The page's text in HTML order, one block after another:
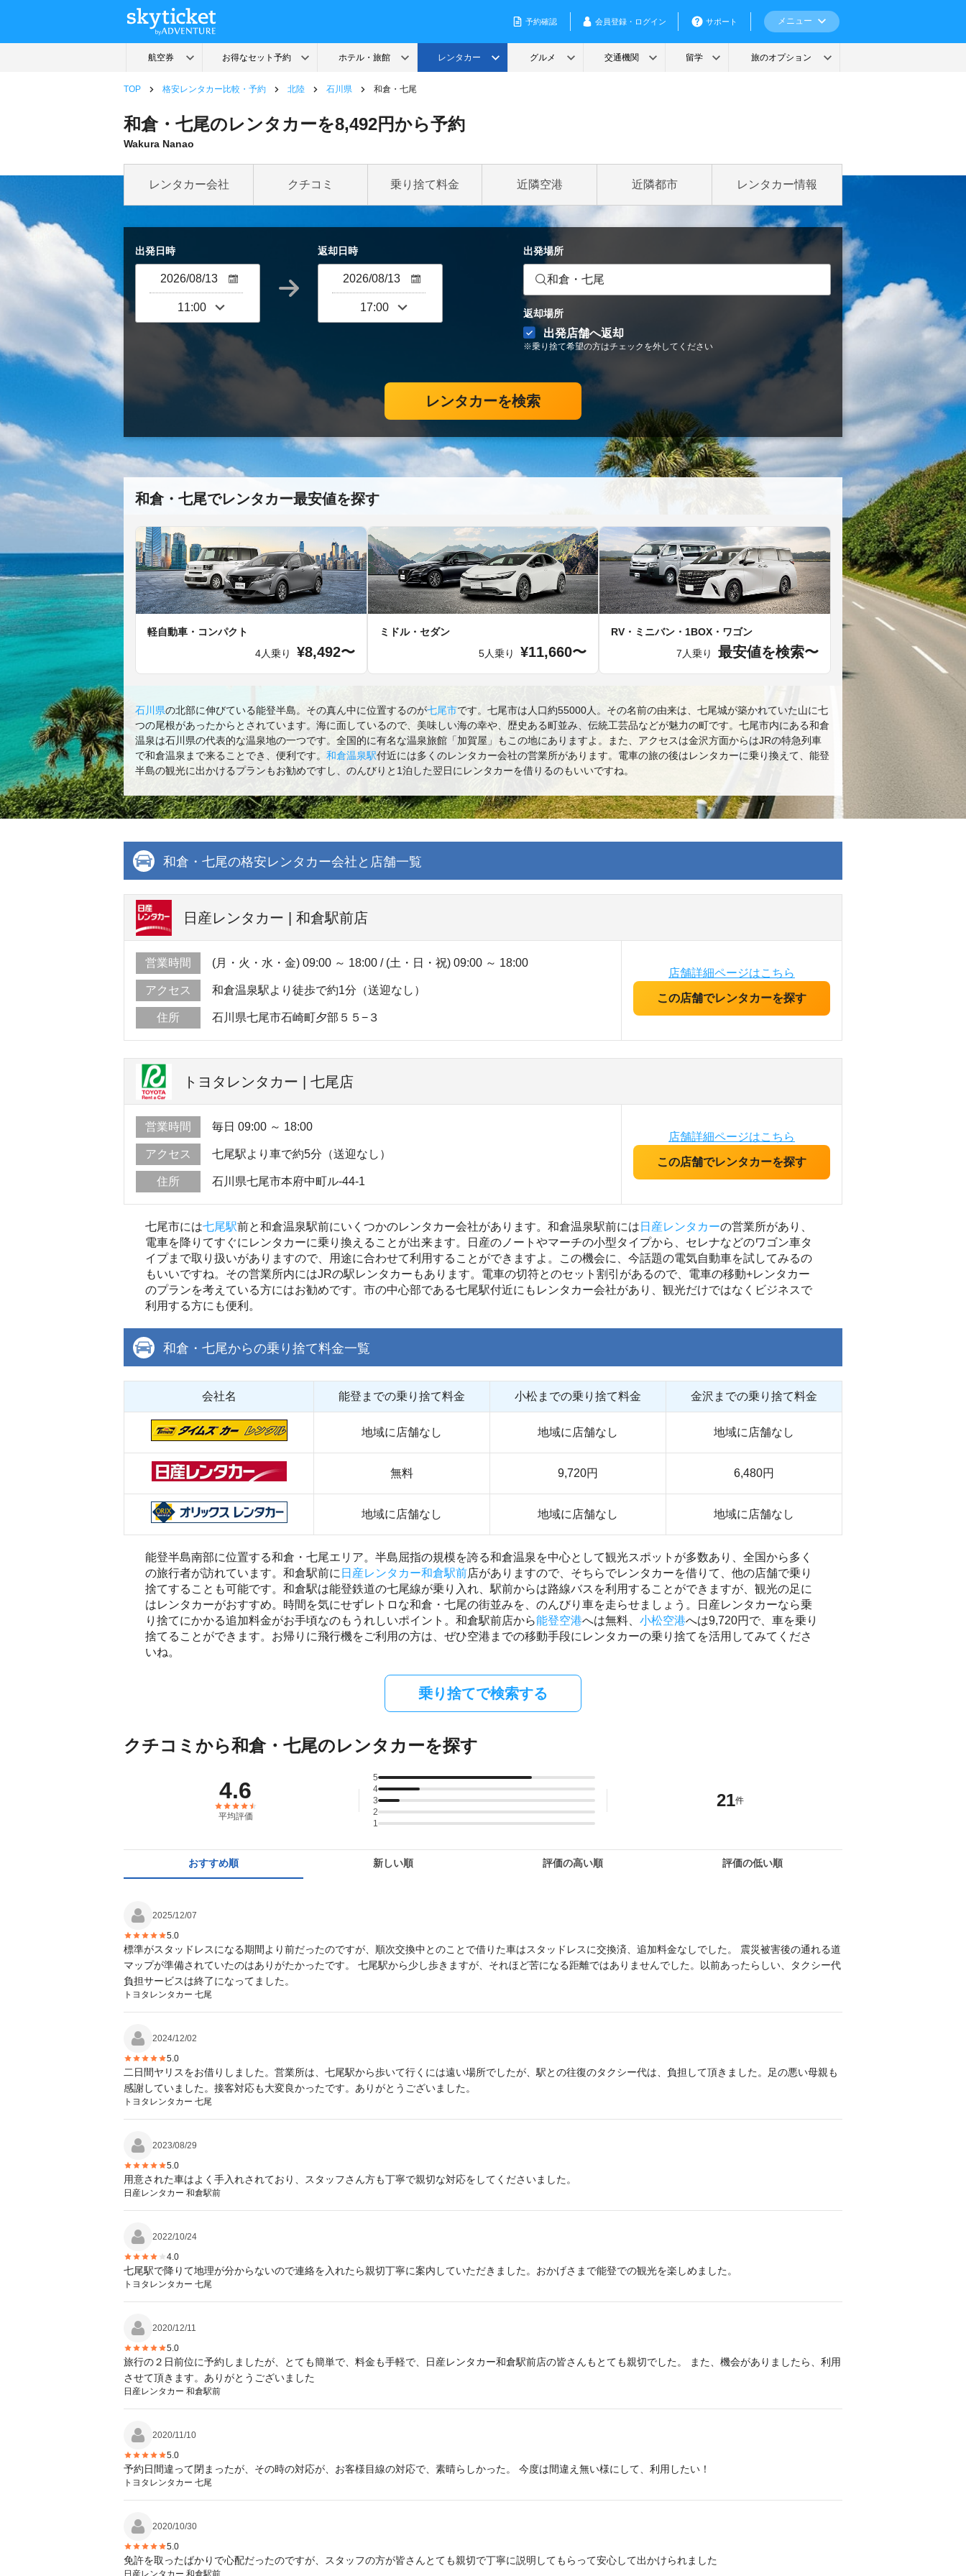
TOP 格安レンタカー比較・予約 北陸 石川県 和倉・七尾
和倉・七尾のレンタカーを8,492円から予約
Wakura Nanao
レンタカー会社 クチコミ 乗り捨て料金 近隣空港 近隣都市 レンタカー情報
出発日時 返却日時 出発場所
和倉・七尾
返却場所
出発店舗へ返却
※乗り捨て希望の方はチェックを外してください
レンタカーを検索
和倉・七尾でレンタカー最安値を探す
軽自動車・コンパクト
4人乗り
¥8,492〜
ミドル・セダン
5人乗り
¥11,660〜
RV・ミニバン・1BOX・ワゴン
7人乗り
最安値を検索〜
石川県の北部に伸びている能登半島。その真ん中に位置するのが七尾市です。七尾市は人口約55000人。その名前の由来は、七尾城が築かれていた山に七
つの尾根があったからとされています。海に面しているので、美味しい海の幸や、歴史ある町並み、伝統工芸品などが魅力の町です。七尾市内にある和倉
温泉は石川県の代表的な温泉地の一つです。全国的に有名な温泉旅館「加賀屋」もこの地にありますよ。また、アクセスは金沢方面からはJRの特急列車
で和倉温泉まで来ることでき、便利です。 和倉温泉駅付近には多くのレンタカー会社の営業所があります。電車の旅の後はレンタカーに乗り換えて、能登
半島の観光に出かけるプランもお勧めですし、のんびりと1泊した翌日にレンタカーを借りるのもいいですね。
和倉・七尾の格安レンタカー会社と店舗一覧
日産レンタカー | 和倉駅前店
営業時間 (月・火・水・金) 09:00 ～ 18:00 / (土・日・祝) 09:00 ～ 18:00
アクセス 和倉温泉駅より徒歩で約1分（送迎なし）
住所 石川県七尾市石崎町夕部５５−３
店舗詳細ページはこちら
この店舗でレンタカーを探す
トヨタレンタカー | 七尾店
営業時間 毎日 09:00 ～ 18:00
アクセス 七尾駅より車で約5分（送迎なし）
住所 石川県七尾市本府中町ル-44-1
店舗詳細ページはこちら
この店舗でレンタカーを探す
七尾市には七尾駅前と和倉温泉駅前にいくつかのレンタカー会社があります。和倉温泉駅前には 日産レンタカーの営業所があり、
電車を降りてすぐにレンタカーに乗り換えることが出来ます。日産のノートやマーチの小型タイプから、セレナなどのワゴン車タ
イプまで取り扱いがありますので、用途に合わせて利用することができますよ。この機会に、今話題の電気自動車を試してみるの
もいいですね。その営業所内にはJRの駅レンタカーもあります。電車の切符とのセット割引があるので、電車の移動+レンタカー
のプランを考えている方にはお勧めです。市の中心部である七尾駅付近にもレンタカー会社があり、観光だけではなくビジネスで
利用する方にも便利。
和倉・七尾からの乗り捨て料金一覧
会社名 能登までの乗り捨て料金 小松までの乗り捨て料金 金沢までの乗り捨て料金
地域に店舗なし 地域に店舗なし 地域に店舗なし
無料 9,720円 6,480円
地域に店舗なし 地域に店舗なし 地域に店舗なし
能登半島南部に位置する和倉・七尾エリア。半島屈指の規模を誇る和倉温泉を中心として観光スポットが多数あり、全国から多く
の旅行者が訪れています。和倉駅前に 日産レンタカー和倉駅前店がありますので、そちらでレンタカーを借りて、他の店舗で乗り
捨てすることも可能です。和倉駅は能登鉄道の七尾線が乗り入れ、駅前からは路線バスを利用することができますが、観光の足に
はレンタカーがおすすめ。時間を気にせずレトロな和倉・七尾の街並みを、のんびり車を走らせましょう。日産レンタカーなら乗
り捨てにかかる追加料金がお手頃なのもうれしいポイント。和倉駅前店から能登空港へは無料、 小松空港へは9,720円で、車を乗り
捨てることができます。お帰りに飛行機をご利用の方は、ぜひ空港までの移動手段にレンタカーの乗り捨てを活用してみてくださ
いね。
乗り捨てで検索する
クチコミから和倉・七尾のレンタカーを探す
4.6
平均評価
5
4
3
2
1
21件
おすすめ順 新しい順 評価の高い順 評価の低い順
2025/12/07
5.0
標準がスタッドレスになる期間より前だったのですが、順次交換中とのことで借りた車はスタッドレスに交換済、追加料金なしでした。 震災被害後の通れる道
マップが準備されていたのはありがたかったです。 七尾駅から少し歩きますが、それほど苦になる距離ではありませんでした。以前あったらしい、タクシー代
負担サービスは終了になってました。
トヨタレンタカー 七尾
2024/12/02
5.0
二日間ヤリスをお借りしました。営業所は、七尾駅から歩いて行くには遠い場所でしたが、駅との往復のタクシー代は、負担して頂きました。足の悪い母親も
感謝していました。接客対応も大変良かったです。ありがとうございました。
トヨタレンタカー 七尾
2023/08/29
5.0
用意された車はよく手入れされており、スタッフさん方も丁寧で親切な対応をしてくださいました。
日産レンタカー 和倉駅前
2022/10/24
4.0
七尾駅で降りて地理が分からないので連絡を入れたら親切丁寧に案内していただきました。おかげさまで能登での観光を楽しめました。
トヨタレンタカー 七尾
2020/12/11
5.0
旅行の２日前位に予約しましたが、とても簡単で、料金も手軽で、日産レンタカー和倉駅前店の皆さんもとても親切でした。 また、機会がありましたら、利用
させて頂きます。ありがとうございました
日産レンタカー 和倉駅前
2020/11/10
5.0
予約日間違って閉まったが、その時の対応が、お客様目線の対応で、素晴らしかった。 今度は間違え無い様にして、利用したい！
トヨタレンタカー 七尾
2020/10/30
5.0
免許を取ったばかりで心配だったのですが、スタッフの方が皆さんとても親切で丁寧に説明してもらって安心して出かけられました
日産レンタカー 和倉駅前